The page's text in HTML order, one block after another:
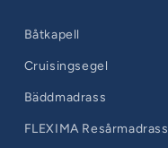
Båtkapell
Cruisingsegel
Bäddmadrass
FLEXIMA Resårmadrass